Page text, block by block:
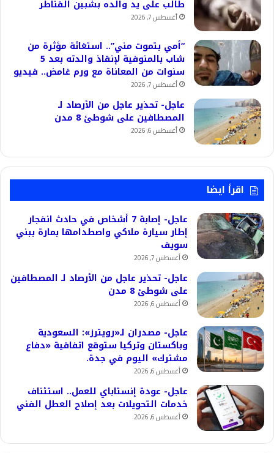
طالب على يد والده بشبين القناطر
أغسطس 7, 2026
“أمي بتموت مني”.. استغاثة مؤثرة من
شاب بالمنوفية لإنقاذ والدته بعد 5
سنوات من المعاناة مع ورم غامض.. فيديو
أغسطس 7, 2026
عاجل- تحذير عاجل من الأرصاد لـ
المصطافين على شوطئ 8 مدن
أغسطس 6, 2026
اقرأ ايضا
عاجل- إصابة 7 أشخاص في حادث انفجار
إطار سيارة ملاكي واصطدامها بمارة ببني
سويف
أغسطس 7, 2026
عاجل- تحذير عاجل من الأرصاد لـ المصطافين
على شوطئ 8 مدن
أغسطس 6, 2026
عاجل- مصدران لـ«رويترز»: السعودية
وباكستان وتركيا ستوقع اتفاقية «دفاع
مشترك» اليوم في جدة.
أغسطس 6, 2026
عاجل- عودة إنستاباي للعمل.. استئناف
خدمات التحويلات بعد إصلاح العطل الفني
أغسطس 6, 2026